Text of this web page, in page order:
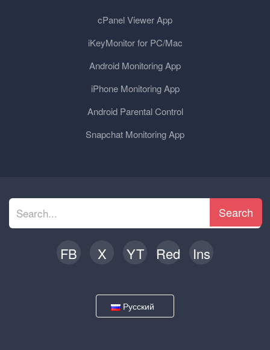
cPanel Viewer App
iKeyMonitor for PC/Mac
Android Monitoring App
iPhone Monitoring App
Android Parental Control
Snapchat Monitoring App
Search
FB X YT Red Ins
Русский